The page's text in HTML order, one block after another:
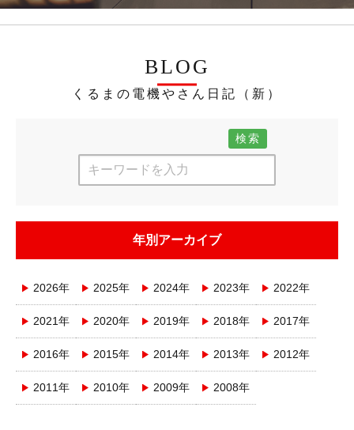
BLOG
くるまの電機やさん日記（新）
検索
年別アーカイブ
2026年 2025年 2024年 2023年 2022年
2021年 2020年 2019年 2018年 2017年
2016年 2015年 2014年 2013年 2012年
2011年 2010年 2009年 2008年